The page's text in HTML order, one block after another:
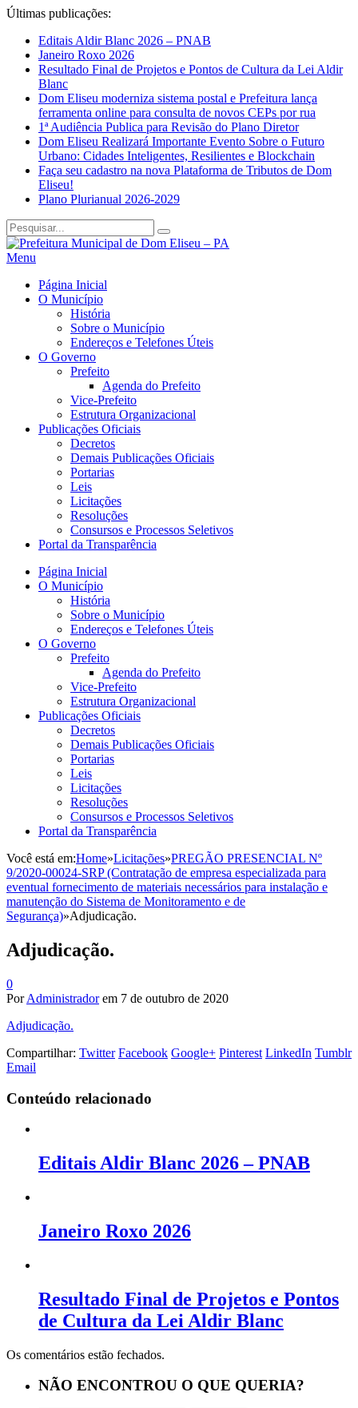
Últimas publicações:
Editais Aldir Blanc 2026 – PNAB
Janeiro Roxo 2026
Resultado Final de Projetos e Pontos de Cultura da Lei Aldir
Blanc
Dom Eliseu moderniza sistema postal e Prefeitura lança
ferramenta online para consulta de novos CEPs por rua
1ª Audiência Publica para Revisão do Plano Diretor
Dom Eliseu Realizará Importante Evento Sobre o Futuro
Urbano: Cidades Inteligentes, Resilientes e Blockchain
Faça seu cadastro na nova Plataforma de Tributos de Dom
Eliseu!
Plano Plurianual 2026-2029
Menu
Página Inicial
O Município
História
Sobre o Município
Endereços e Telefones Úteis
O Governo
Prefeito
Agenda do Prefeito
Vice-Prefeito
Estrutura Organizacional
Publicações Oficiais
Decretos
Demais Publicações Oficiais
Portarias
Leis
Licitações
Resoluções
Consursos e Processos Seletivos
Portal da Transparência
Página Inicial
O Município
História
Sobre o Município
Endereços e Telefones Úteis
O Governo
Prefeito
Agenda do Prefeito
Vice-Prefeito
Estrutura Organizacional
Publicações Oficiais
Decretos
Demais Publicações Oficiais
Portarias
Leis
Licitações
Resoluções
Consursos e Processos Seletivos
Portal da Transparência
Você está em:Home»Licitações»PREGÃO PRESENCIAL Nº
9/2020-00024-SRP (Contratação de empresa especializada para
eventual fornecimento de materiais necessários para instalação e
manutenção do Sistema de Monitoramento e de
Segurança)»Adjudicação.
Adjudicação.
0
PorAdministrador em 7 de outubro de 2020
Adjudicação.
Compartilhar: Twitter Facebook Google+ Pinterest LinkedIn Tumblr
Email
Conteúdo relacionado
Editais Aldir Blanc 2026 – PNAB
Janeiro Roxo 2026
Resultado Final de Projetos e Pontos
de Cultura da Lei Aldir Blanc
Os comentários estão fechados.
NÃO ENCONTROU O QUE QUERIA?